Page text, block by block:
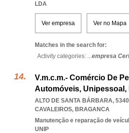
LDA
Ver empresa Ver no Mapa
Matches in the search for:
Activity categories: ...empresa
V.m.c.m.- Comércio De
Automóveis, Unipessoal,
ALTO DE SANTA BÁRBARA,
CAVALEIROS, BRAGANCA
Manutenção e reparação de
UNIP